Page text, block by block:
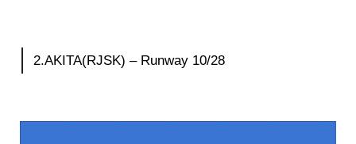
2.AKITA(RJSK) – Runway 10/28